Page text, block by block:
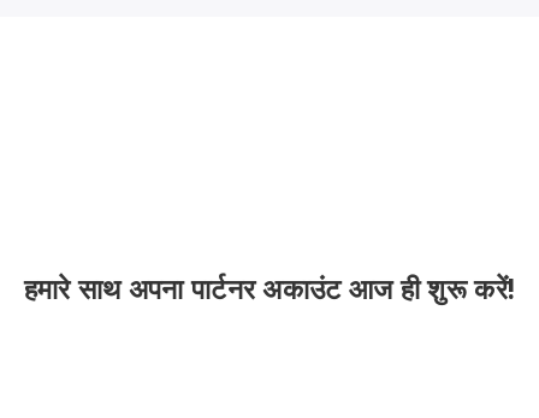
हमारे साथ अपना पार्टनर अकाउंट आज ही शुरू करें!